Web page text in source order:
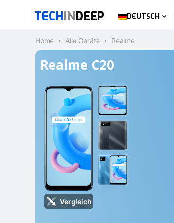
TECHINDEEP DEUTSCH
Home Alle Geräte Realme
Realme C20
Vergleich